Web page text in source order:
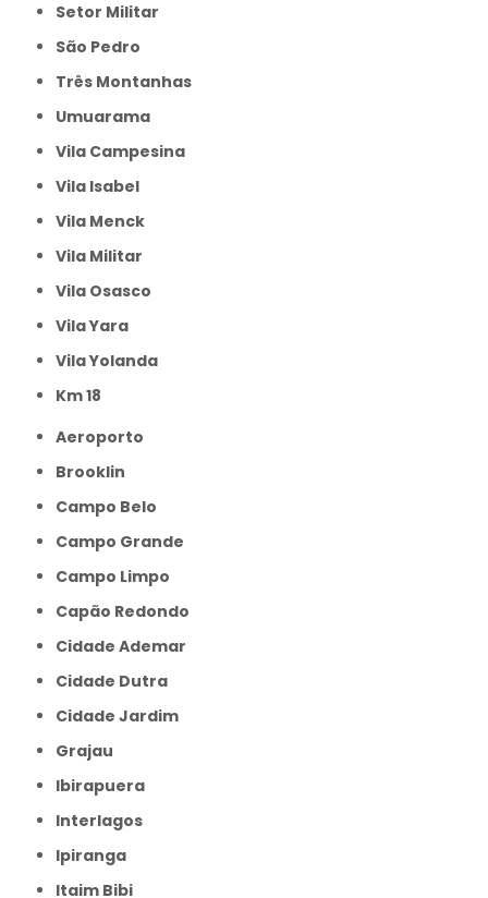
Setor Militar
São Pedro
Três Montanhas
Umuarama
Vila Campesina
Vila Isabel
Vila Menck
Vila Militar
Vila Osasco
Vila Yara
Vila Yolanda
km 18
Aeroporto
Brooklin
Campo Belo
Campo Grande
Campo Limpo
Capão Redondo
Cidade Ademar
Cidade Dutra
Cidade Jardim
Grajau
Ibirapuera
Interlagos
Ipiranga
Itaim Bibi